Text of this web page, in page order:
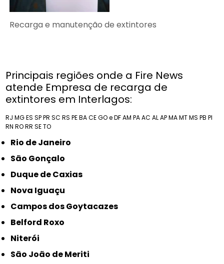
Recarga e manutenção de extintores
Principais regiões onde a Fire News
atende Empresa de recarga de
extintores em Interlagos:
RJ MGES SPPR SC RS PEBACEGO e DFAM PAAC ALAPMAMTMS PB PI
RN RORR SETO
Rio de Janeiro
São Gonçalo
Duque de Caxias
Nova Iguaçu
Campos dos Goytacazes
Belford Roxo
Niterói
São João de Meriti